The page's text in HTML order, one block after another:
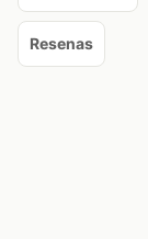
Resenas